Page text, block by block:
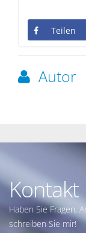
Teilen
Autor
Kontakt
Haben Sie Fragen,
schreiben Sie mir!